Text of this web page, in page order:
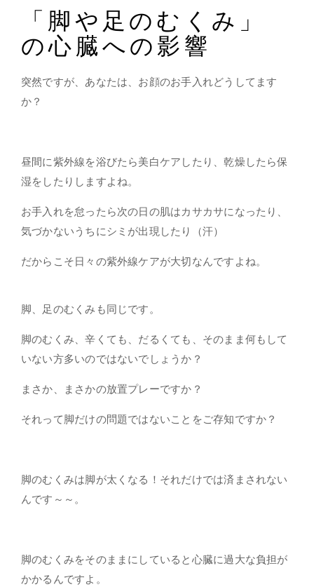
「脚や足のむくみ」
の心臓への影響
突然ですが、あなたは、お顔のお手入れどうしてます
か？
昼間に紫外線を浴びたら美白ケアしたり、乾燥したら保
湿をしたりしますよね。
お手入れを怠ったら次の日の肌はカサカサになったり、
気づかないうちにシミが出現したり（汗）
だからこそ日々の紫外線ケアが大切なんですよね。
脚、足のむくみも同じです。
脚のむくみ、辛くても、だるくても、そのまま何もして
いない方多いのではないでしょうか？
まさか、まさかの放置プレーですか？
それって脚だけの問題ではないことをご存知ですか？
脚のむくみは脚が太くなる！それだけでは済まされない
んです～～。
脚のむくみをそのままにしていると 心臓に過大な負担が
かかる んですよ。